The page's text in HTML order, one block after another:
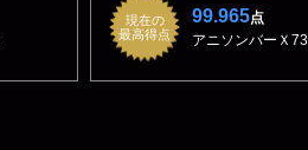
現在の
最高得点
99.965点
アニソンバーＸ73